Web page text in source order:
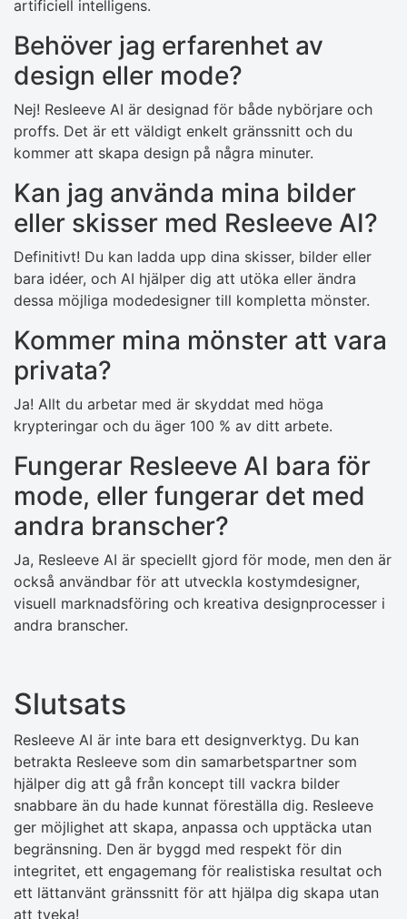
artificiell intelligens.
Behöver jag erfarenhet av
design eller mode?
Nej! Resleeve AI är designad för både nybörjare och
proffs. Det är ett väldigt enkelt gränssnitt och du
kommer att skapa design på några minuter.
Kan jag använda mina bilder
eller skisser med Resleeve AI?
Definitivt! Du kan ladda upp dina skisser, bilder eller
bara idéer, och AI hjälper dig att utöka eller ändra
dessa möjliga modedesigner till kompletta mönster.
Kommer mina mönster att vara
privata?
Ja! Allt du arbetar med är skyddat med höga
krypteringar och du äger 100 % av ditt arbete.
Fungerar Resleeve AI bara för
mode, eller fungerar det med
andra branscher?
Ja, Resleeve AI är speciellt gjord för mode, men den är
också användbar för att utveckla kostymdesigner,
visuell marknadsföring och kreativa designprocesser i
andra branscher.
Slutsats
Resleeve AI är inte bara ett designverktyg. Du kan
betrakta Resleeve som din samarbetspartner som
hjälper dig att gå från koncept till vackra bilder
snabbare än du hade kunnat föreställa dig. Resleeve
ger möjlighet att skapa, anpassa och upptäcka utan
begränsning. Den är byggd med respekt för din
integritet, ett engagemang för realistiska resultat och
ett lättanvänt gränssnitt för att hjälpa dig skapa utan
att tveka!